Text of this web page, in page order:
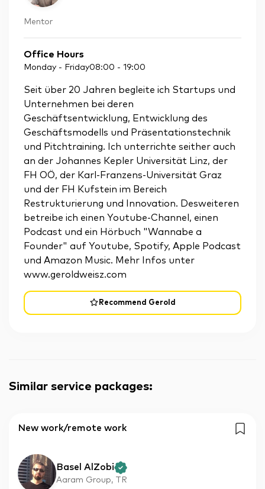
Mentor
Office Hours
Monday - Friday08:00 - 19:00
Recommend Gerold
Seit über 20 Jahren begleite ich Startups und
Unternehmen bei deren
Geschäftsentwicklung, Entwicklung des
Geschäftsmodells und Präsentationstechnik
und Pitchtraining. Ich unterrichte seither auch
an der Johannes Kepler Universität Linz, der
FH OÖ, der Karl-Franzens-Universität Graz
und der FH Kufstein im Bereich
Restrukturierung und Innovation. Desweiteren
betreibe ich einen Youtube-Channel, einen
Podcast und ein Hörbuch "Wannabe a
Founder" auf Youtube, Spotify, Apple Podcast
und Amazon Music. Mehr Infos unter
www.geroldweisz.com
Similar service packages:
New work/remote work
Basel AlZobi
Aaram Group, TR